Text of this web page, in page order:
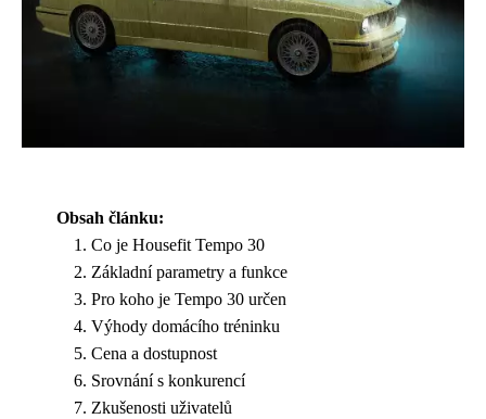
Obsah článku:
Co je Housefit Tempo 30
Základní parametry a funkce
Pro koho je Tempo 30 určen
Výhody domácího tréninku
Cena a dostupnost
Srovnání s konkurencí
Zkušenosti uživatelů